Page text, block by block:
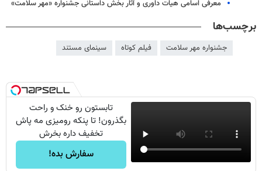
معرفی اسامی هیات داوری و آثار بخش داستانی جشنواره «مهر سلامت»
برچسب‌ها
جشنواره مهر سلامت فیلم کوتاه سینمای مستند
تابستون رو خنک و راحت
بگذرون! تا پنکه رومیزی مه پاش
تخفیف داره بخرش
سفارش بده!